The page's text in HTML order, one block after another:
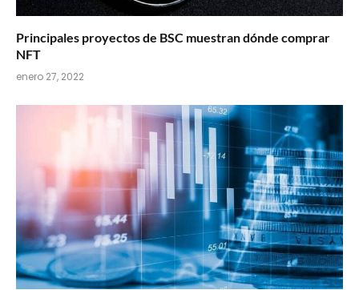
Principales proyectos de BSC muestran dónde comprar
NFT
enero 27, 2022